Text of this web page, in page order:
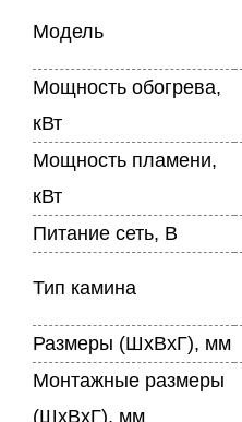
Модель
Мощность обогрева,
кВт
Мощность пламени,
кВт
Питание сеть, В
Тип камина
Размеры (ШхВхГ), мм
Монтажные размеры
(ШхВхГ), мм